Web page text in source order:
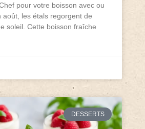
pour votre boisson avec ou
août, les étals regorgent de
soleil. Cette boisson fraîche
DESSERTS